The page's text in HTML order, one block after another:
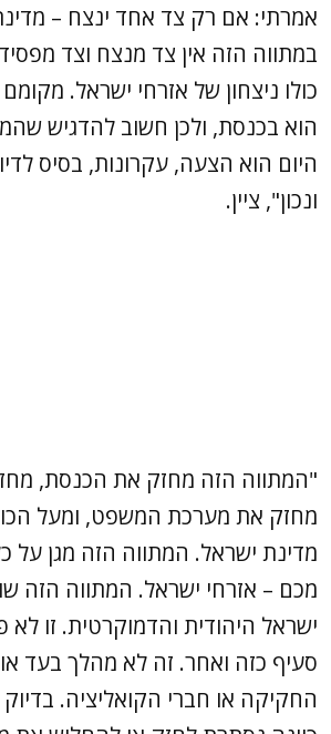
אמרתי: אם רק צד אחד ינצח –
במתווה הזה אין צד מנצח וצד
כולו ניצחון של אזרחי ישראל.
הוא בכנסת, ולכן חשוב להדגיש
היום הוא הצעה, עקרונות, בסיס
ונכון", ציין.
"המתווה הזה מחזק את הכנסת,
מחזק את מערכת המשפט, ומעל
מדינת ישראל. המתווה הזה מגן על
מכם – אזרחי ישראל. המתווה הזה
ישראל היהודית והדמוקרטית. זו
סעיף כזה ואחר. זה לא מהלך בעד או
החקיקה או חברי הקואליציה.